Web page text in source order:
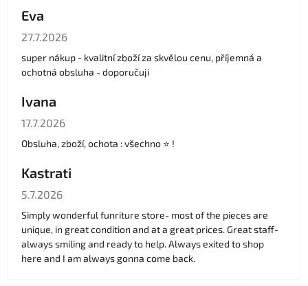
Eva
Hodnocení obchodu je 5 z 5 hvězdiček.
27.7.2026
super nákup - kvalitní zboží za skvělou cenu, příjemná a
ochotná obsluha - doporučuji
Ivana
Hodnocení obchodu je 5 z 5 hvězdiček.
17.7.2026
Obsluha, zboží, ochota : všechno ⭐️ !
Kastrati
Hodnocení obchodu je 5 z 5 hvězdiček.
5.7.2026
Simply wonderful funriture store- most of the pieces are
unique, in great condition and at a great prices. Great staff-
always smiling and ready to help. Always exited to shop
here and I am always gonna come back.